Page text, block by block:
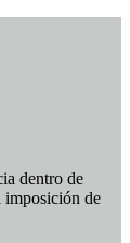
dentro de
imposición de